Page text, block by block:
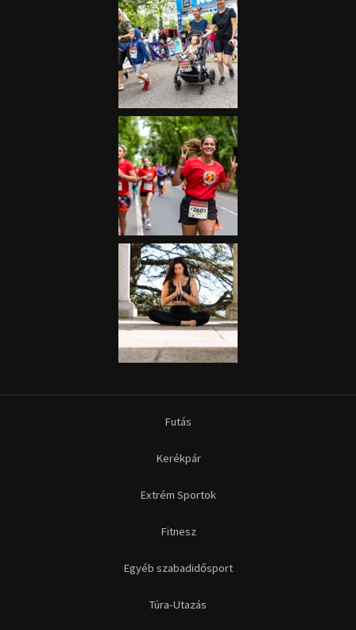
Futás
Kerékpár
Extrém Sportok
Fitnesz
Egyéb szabadidősport
Túra-Utazás